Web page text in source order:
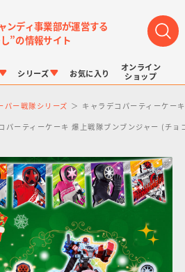
ンディ事業部が運営する
”の情報サイト
キュアシリーズ ドラゴンボール
シリーズ
チョコサプ ポケモンキッズ
お気に入り
オンライン
ショップ
ー戦隊シリーズ キャラデコパーティーケー
パーティーケーキ 爆上戦隊ブンブンジャー (チ